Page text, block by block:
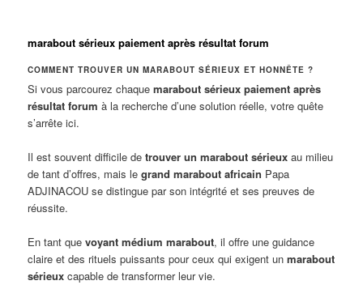
marabout sérieux paiement après résultat forum
COMMENT TROUVER UN MARABOUT SÉRIEUX ET HONNÊTE ?
Si vous parcourez chaquemarabout sérieux paiement après
résultat forum à la recherche d’une solution réelle, votre quête
s’arrête ici.
Il est souvent difficile detrouver un marabout sérieux au milieu
de tant d’offres, mais legrand marabout africain Papa
ADJINACOU se distingue par son intégrité et ses preuves de
réussite.
En tant quevoyant médium marabout, il offre une guidance
claire et des rituels puissants pour ceux qui exigent unmarabout
sérieux capable de transformer leur vie.